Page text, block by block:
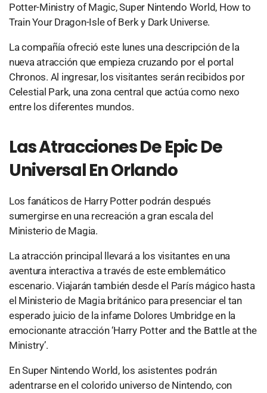
Potter-Ministry of Magic, Super Nintendo World, How to
Train Your Dragon-Isle of Berk y Dark Universe.
La compañía ofreció este lunes una descripción de la
nueva atracción que empieza cruzando por el portal
Chronos. Al ingresar, los visitantes serán recibidos por
Celestial Park, una zona central que actúa como nexo
entre los diferentes mundos.
Las Atracciones De Epic De
Universal En Orlando
Los fanáticos de Harry Potter podrán después
sumergirse en una recreación a gran escala del
Ministerio de Magia.
La atracción principal llevará a los visitantes en una
aventura interactiva a través de este emblemático
escenario. Viajarán también desde el París mágico hasta
el Ministerio de Magia británico para presenciar el tan
esperado juicio de la infame Dolores Umbridge en la
emocionante atracción ‘Harry Potter and the Battle at the
Ministry’.
En Super Nintendo World, los asistentes podrán
adentrarse en el colorido universo de Nintendo, con